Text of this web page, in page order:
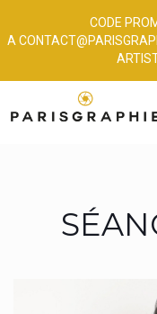
CODE
A